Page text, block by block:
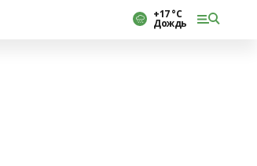
+17 °С
Дождь